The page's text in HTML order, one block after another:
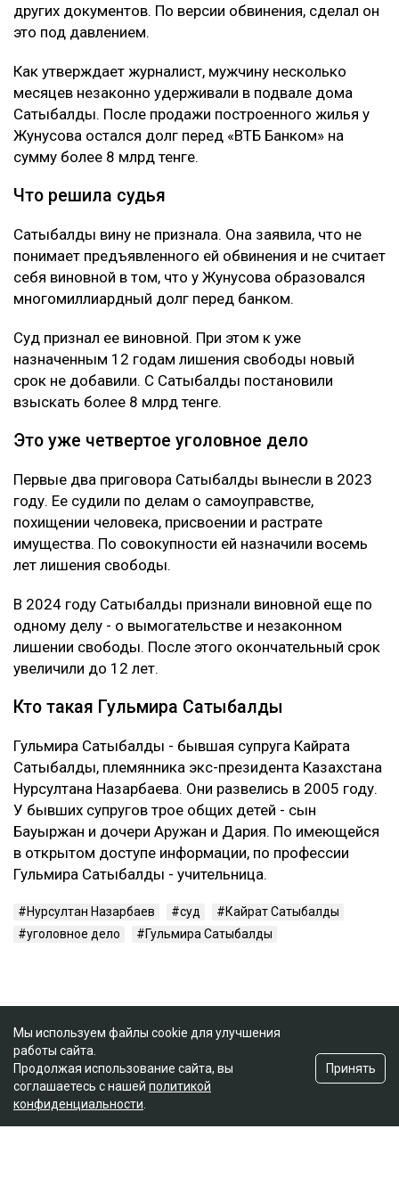
других документов. По версии обвинения, сделал он
это под давлением.
Как утверждает журналист, мужчину несколько
месяцев незаконно удерживали в подвале дома
Сатыбалды. После продажи построенного жилья у
Жунусова остался долг перед «ВТБ Банком» на
сумму более 8 млрд тенге.
Что решила судья
Сатыбалды вину не признала. Она заявила, что не
понимает предъявленного ей обвинения и не считает
себя виновной в том, что у Жунусова образовался
многомиллиардный долг перед банком.
Суд признал ее виновной. При этом к уже
назначенным 12 годам лишения свободы новый
срок не добавили. С Сатыбалды постановили
взыскать более 8 млрд тенге.
Это уже четвертое уголовное дело
Первые два приговора Сатыбалды вынесли в 2023
году. Ее судили по делам о самоуправстве,
похищении человека, присвоении и растрате
имущества. По совокупности ей назначили восемь
лет лишения свободы.
В 2024 году Сатыбалды признали виновной еще по
одному делу - о вымогательстве и незаконном
лишении свободы. После этого окончательный срок
увеличили до 12 лет.
Кто такая Гульмира Сатыбалды
Гульмира Сатыбалды - бывшая супруга Кайрата
Сатыбалды, племянника экс-президента Казахстана
Нурсултана Назарбаева. Они развелись в 2005 году.
У бывших супругов трое общих детей - сын
Бауыржан и дочери Аружан и Дария. По имеющейся
в открытом доступе информации, по профессии
Гульмира Сатыбалды - учительница.
Нурсултан Назарбаев суд
Кайрат Сатыбалды
уголовное дело
Гульмира Сатыбалды
Мы используем файлы cookie для улучшения
работы сайта.
Продолжая использование сайта, вы
соглашаетесь с нашей политикой
конфиденциальности
Принять